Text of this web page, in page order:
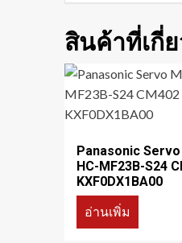
สินค้าที่เกี่
Panasonic
HC-MF23B-S24
KXF0DX1BA00
อ่านเพิ่ม